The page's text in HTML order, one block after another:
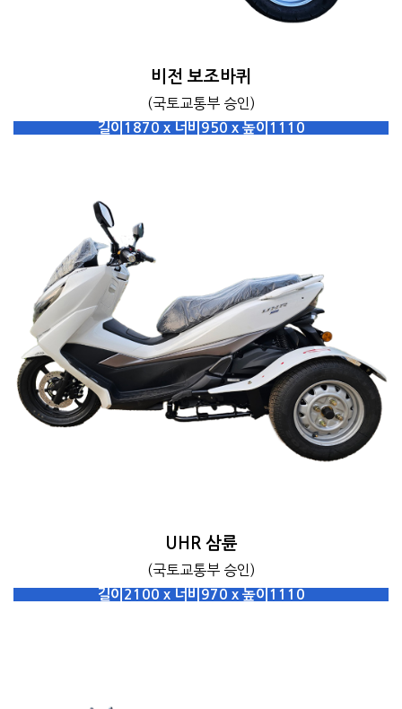
비전 보조바퀴
(국토교통부 승인)
길이1870 x 너비950 x 높이1110
UHR 삼륜
(국토교통부 승인)
길이2100 x 너비970 x 높이1110